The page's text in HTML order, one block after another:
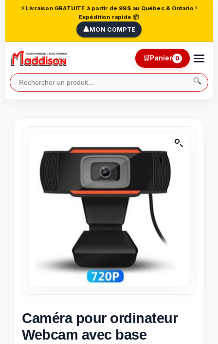
⚡ Livraison GRATUITE à partir de 99$ au Québec & Ontario !
Expédition rapide 📦
👤MON COMPTE
🔍
🛒Panier 0
Caméra pour ordinateur
Webcam avec base